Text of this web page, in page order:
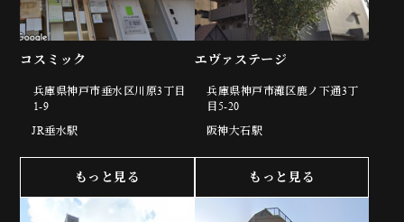
コスミック
兵庫県神戸市垂水区川原3丁目
1-9
JR垂水駅
もっと見る
エヴァステージ
兵庫県神戸市灘区鹿ノ下通3丁
目5-20
阪神大石駅
もっと見る